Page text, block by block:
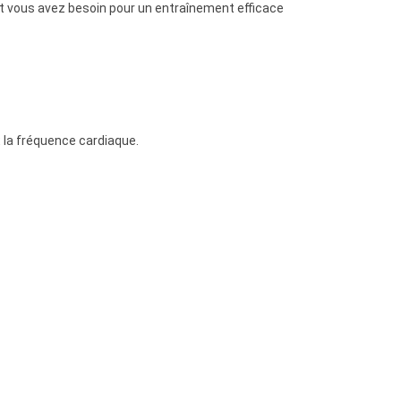
avez besoin pour un entraînement efficace
fréquence cardiaque.